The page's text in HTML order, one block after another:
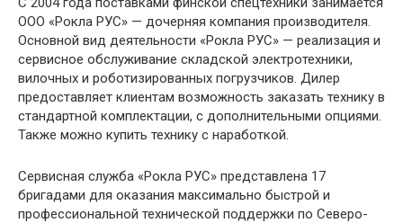
ООО «Рокла РУС» — дочерняя компания производителя.
Основной вид деятельности «Рокла РУС» — реализация и
сервисное обслуживание складской электротехники,
вилочных и роботизированных погрузчиков. Дилер
предоставляет клиентам возможность заказать технику в
стандартной комплектации, с дополнительными опциями.
Также можно купить технику с наработкой.
Сервисная служба «Рокла РУС» представлена 17
бригадами для оказания максимально быстрой и
профессиональной технической поддержки по Северо-